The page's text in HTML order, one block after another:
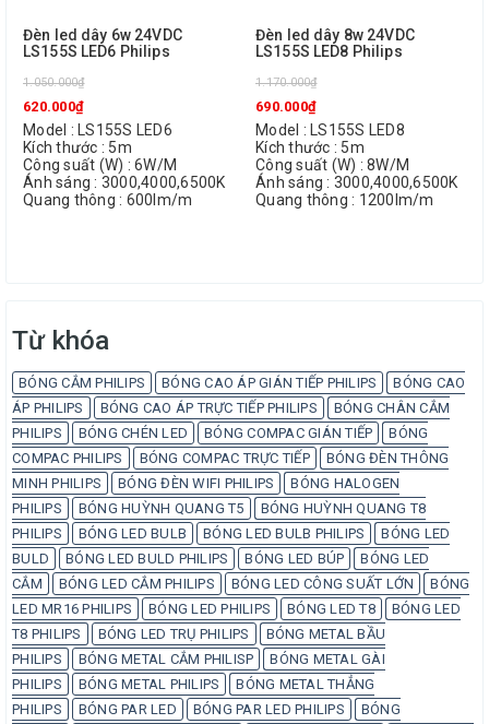
Đèn led dây 6w 24VDC
LS155S LED6 Philips
1.050.000₫
620.000₫
Model : LS155S LED6
Kích thước : 5m
Công suất (W) : 6W/M
Ánh sáng : 3000,4000,6500K
Quang thông : 600lm/m
Đèn led dây 8w 24VDC
LS155S LED8 Philips
1.170.000₫
690.000₫
Model : LS155S LED8
Kích thước : 5m
Công suất (W) : 8W/M
Ánh sáng : 3000,4000,6500K
Quang thông : 1200lm/m
Từ khóa
BÓNG CẮM PHILIPS BÓNG CAO ÁP GIÁN TIẾP PHILIPS
BÓNG CAO
ÁP PHILIPS
BÓNG CAO ÁP TRỰC TIẾP PHILIPS
BÓNG CHÂN CẮM
PHILIPS
BÓNG CHÉN LED BÓNG COMPAC GIÁN TIẾP
BÓNG
COMPAC PHILIPS
BÓNG COMPAC TRỰC TIẾP
BÓNG ĐÈN THÔNG
MINH PHILIPS
BÓNG ĐÈN WIFI PHILIPS
BÓNG HALOGEN
PHILIPS
BÓNG HUỲNH QUANG T5
BÓNG HUỲNH QUANG T8
PHILIPS
BÓNG LED BULB BÓNG LED BULB PHILIPS
BÓNG LED
BULD
BÓNG LED BULD PHILIPS BÓNG LED BÚP
BÓNG LED
CẮM
BÓNG LED CẮM PHILIPS BÓNG LED CÔNG SUẤT LỚN
BÓNG
LED MR16 PHILIPS
BÓNG LED PHILIPS BÓNG LED T8
BÓNG LED
T8 PHILIPS
BÓNG LED TRỤ PHILIPS
BÓNG METAL BẦU
PHILIPS
BÓNG METAL CẮM PHILISP
BÓNG METAL GÀI
PHILIPS
BÓNG METAL PHILIPS
BÓNG METAL THẲNG
PHILIPS
BÓNG PAR LED BÓNG PAR LED PHILIPS
BÓNG